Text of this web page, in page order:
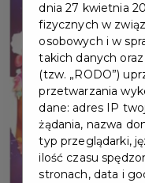
dnia 27 kwietnia
fizycznych w
osobowych i w
takich danych
(tzw. „RODO”)
przetwarzania
dane: adres IP
żądania, nazwa
typ przeglądarki,
ilość czasu
stronach, data i